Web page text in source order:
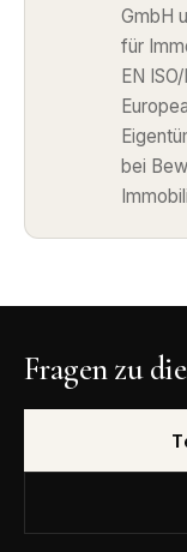
GmbH
für
EN
bei
Fragen zu